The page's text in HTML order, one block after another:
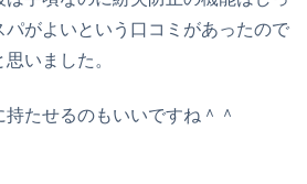
がよいという口コミがあったので
いました。
たせるのもいいですね＾＾